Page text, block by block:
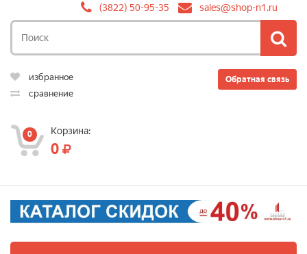
(3822) 50-95-35
sales@shop-n1.ru
Обратная связь
избранное
сравнение
0 Корзина:
0